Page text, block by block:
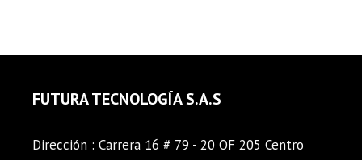
FUTURA TECNOLOGÍA S.A.S
Dirección : Carrera 16 # 79 - 20 OF 205 Centro